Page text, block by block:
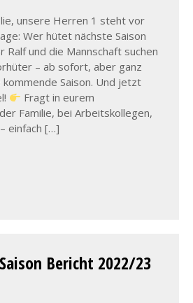
unsere Herren 1 steht vor
Wer hütet nächste Saison
Ralf und die Mannschaft suchen
– ab sofort, aber ganz
Saison. Und jetzt
Fragt in eurem
Familie, bei Arbeitskollegen,
einfach […]
Bericht 2022/23